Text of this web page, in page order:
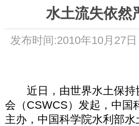
水土流失依然
发布时间:2010年10月27
近日，由世界水土保持
会（CSWCS）发起，中国
主办，中国科学院水利部